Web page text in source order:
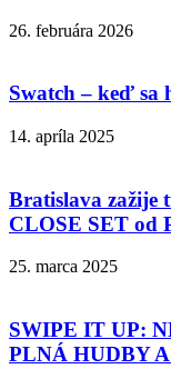
26. februára 2026
Swatch – keď sa
14. apríla 2025
Bratislava zažije
CLOSE SET od
25. marca 2025
SWIPE IT UP:
PLNÁ HUDBY